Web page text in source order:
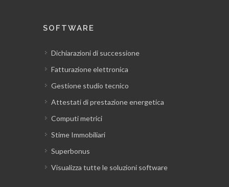
Il registro IVA parcelle emesse
Il piano dei conti
Parametri ed opzioni del modulo
Modulo modulistica PDF
SOFTWARE
Dichiarazioni di successione
Fatturazione elettronica
Gestione studio tecnico
Attestati di prestazione energetica
Computi metrici
Stime Immobiliari
Superbonus
Visualizza tutte le soluzioni software